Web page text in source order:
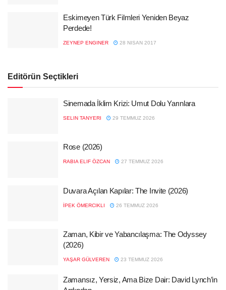
Eskimeyen Türk Filmleri Yeniden Beyaz
Perdede!
ZEYNEP ENGINER 28 NISAN 2017
Editörün Seçtikleri
Sinemada İklim Krizi: Umut Dolu Yarınlara
SELIN TANYERI 29 TEMMUZ 2026
Rose (2026)
RABIA ELIF ÖZCAN 27 TEMMUZ 2026
Duvara Açılan Kapılar: The Invite (2026)
İPEK ÖMERCIKLI 26 TEMMUZ 2026
Zaman, Kibir ve Yabancılaşma: The Odyssey
(2026)
YAŞAR GÜLVEREN 23 TEMMUZ 2026
Zamansız, Yersiz, Ama Bize Dair: David Lynch’in